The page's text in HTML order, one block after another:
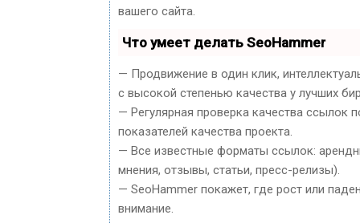
вашего сайта.
Что умеет делать SeoHammer
— Продвижение в один клик,
с высокой степенью качества у лучших
— Регулярная проверка качества ссылок
показателей качества проекта.
— Все известные форматы ссылок:
мнения, отзывы, статьи, пресс-релизы).
— SeoHammer покажет, где рост или
внимание.